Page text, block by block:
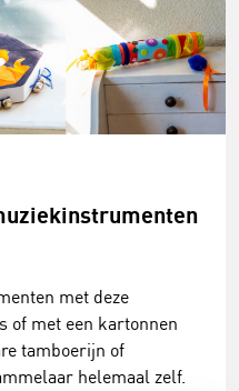
met deze
of met een kartonnen
tamboerijn of
helemaal zelf.